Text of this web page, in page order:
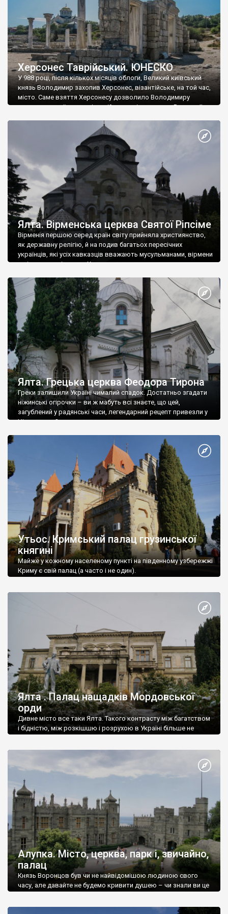
Херсонес Таврійський. ЮНЕСКО
У 988 році, після кількох місяців облоги, Великий київський
князь Володимир захопив Херсонес, візантійське, на той час,
місто. Саме взяття Херсонесу дозволило Володимиру
диктувати свої умови візантійському імператору Василю ІІ, та
Херсонесі Володимир-язичник, став Василем-християнином.
А потім було Хрещення Русі. На честь Херсонесу Таврійського
Ялта. Вірменська церква Святої Ріпсіме
Вірменія першою серед країн світу прийняла християнство,
як державну релігію, й на подив багатьох пересічних
українців, які усіх кавказців вважають мусульманами, вірмени
є відданими вірянами Христа
Ялта. Грецька церква Феодора Тирона
Греки залишили Україні чималий спадок. Достатньо згадати
ніжинські огірочки – ви ж мабуть всі знаєте, що цей,
загублений у радянські часи, легендарний рецепт привезли у
Ніжин греки?
Утьос. Кримський палац грузинської
княгині
Майже у кожному населеному пункті на південному узбережжі
Криму є свій палац (а часто і не один).
Ялта . Палац нащадків Мордовської
орди
Дивне місто все таки Ялта. Такого контрасту між багатством
і бідністю, між розкішшю і розрухою в Україні більше не
Алупка. Місто, церква, парк і, звичайно,
палац
Князь Воронцов був чи не найвідомішою людиною свого
часу, але давайте не будемо кривити душею – чи знали ви це